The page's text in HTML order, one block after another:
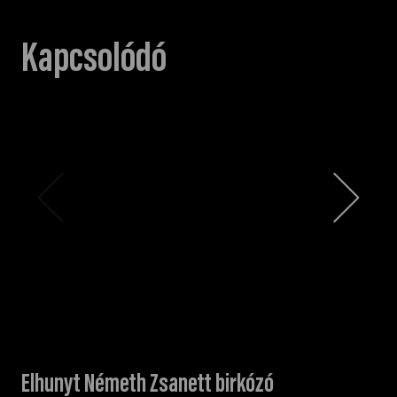
Kapcsolódó
Elhunyt Németh Zsanett birkózó